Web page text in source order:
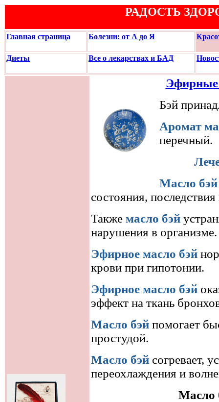
РАДОСТЬ
Главная страница Болезни: от А до Я
Диеты Все о лекарствах и БАД
Эфирные
Бэй
Аромат
перечный.
Масло бэй
состояния,
Также масло бэй
нарушения в организме.
Эфирное масло бэй
крови при гипотонии.
Эфирное масло бэй
эффект на ткань
Масло бэй помогает
простудой.
Масло бэй согревает,
переохлаждения и
Масло